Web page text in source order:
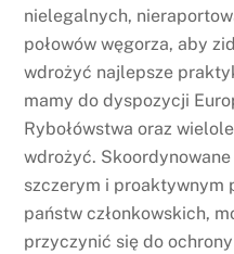
nielegalnych,
połowów węgorza, aby
wdrożyć najlepsze
mamy do dyspozycji
Rybołówstwa oraz
wdrożyć.
szczerym i proaktywnym
państw członkowskich,
przyczynić się do